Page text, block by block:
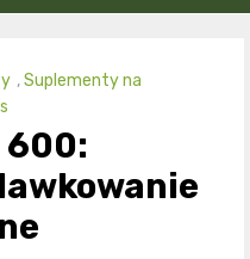
,Suplementy na
600: